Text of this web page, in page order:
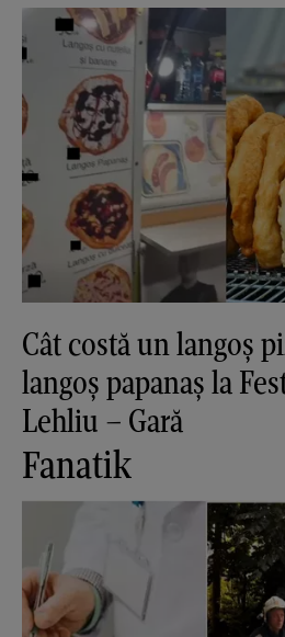
Cât costă un langoș
langoș papanaș la
Lehliu – Gară
Fanatik